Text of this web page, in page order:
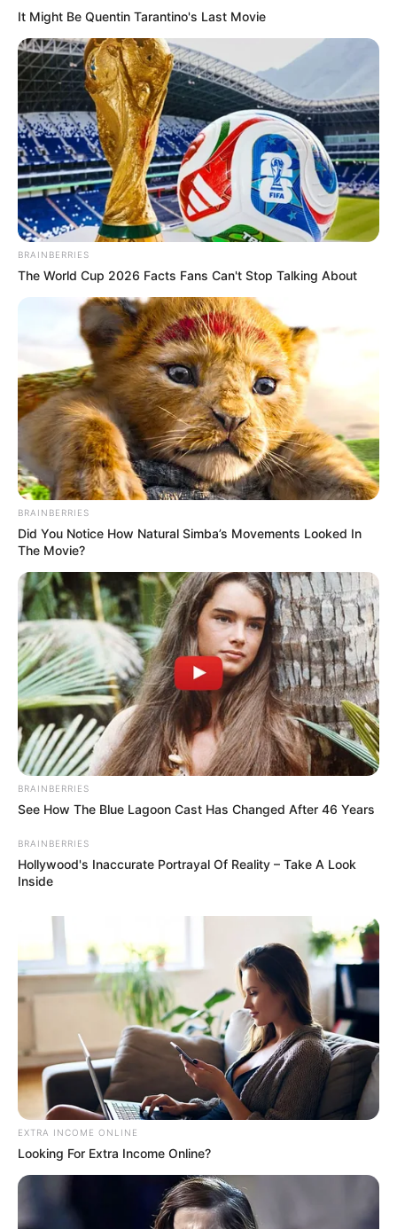
It Might Be Quentin Tarantino's Last Movie
BRAINBERRIES
The World Cup 2026 Facts Fans Can't Stop Talking About
BRAINBERRIES
Did You Notice How Natural Simba’s Movements Looked In
The Movie?
BRAINBERRIES
See How The Blue Lagoon Cast Has Changed After 46 Years
BRAINBERRIES
Hollywood's Inaccurate Portrayal Of Reality – Take A Look
Inside
EXTRA INCOME ONLINE
Looking For Extra Income Online?